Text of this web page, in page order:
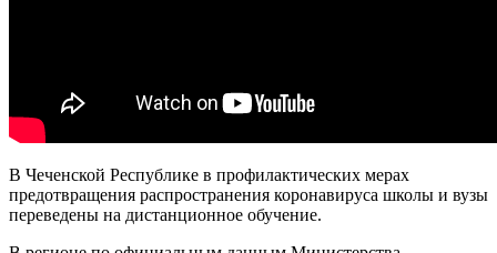
В Чеченской Республике в профилактических мерах
предотвращения распространения коронавируса школы и вузы
переведены на дистанционное обучение.